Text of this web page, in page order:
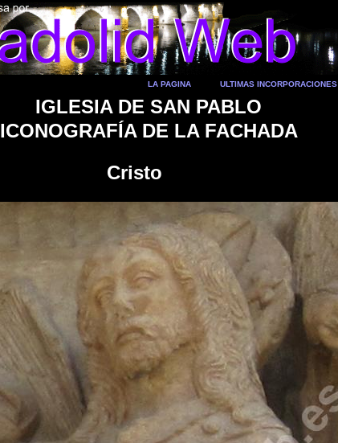
LA PAGINA ULTIMAS INCORPORACIONES
IGLESIA DE SAN PABLO
ICONOGRAFÍA DE LA FACHADA
Cristo